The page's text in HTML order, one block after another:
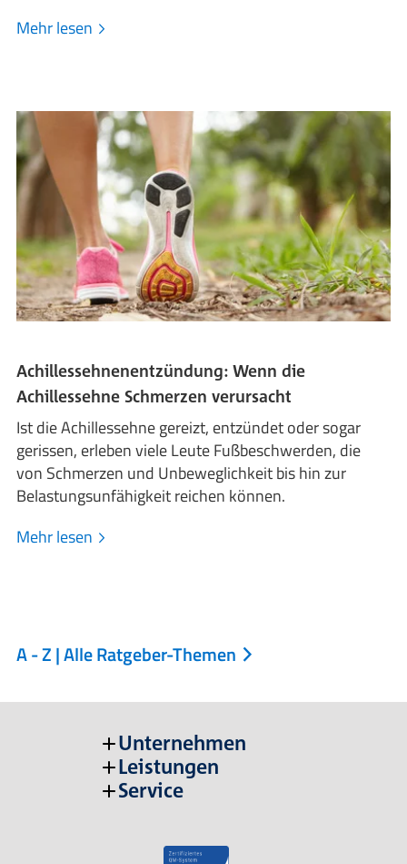
Mehr lesen
Achillessehnenentzündung: Wenn die
Achillessehne Schmerzen verursacht
Ist die Achillessehne gereizt, entzündet oder sogar
gerissen, erleben viele Leute Fußbeschwerden, die
von Schmerzen und Unbeweglichkeit bis hin zur
Belastungsunfähigkeit reichen können.
Mehr lesen
A - Z | Alle Ratgeber-Themen
Unternehmen
Leistungen
Service